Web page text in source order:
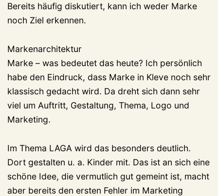
Bereits häufig diskutiert, kann ich weder Marke
noch Ziel erkennen.
Markenarchitektur
Marke – was bedeutet das heute? Ich persönlich
habe den Eindruck, dass Marke in Kleve noch sehr
klassisch gedacht wird. Da dreht sich dann sehr
viel um Auftritt, Gestaltung, Thema, Logo und
Marketing.
Im Thema LAGA wird das besonders deutlich.
Dort gestalten u. a. Kinder mit. Das ist an sich eine
schöne Idee, die vermutlich gut gemeint ist, macht
aber bereits den ersten Fehler im Marketing